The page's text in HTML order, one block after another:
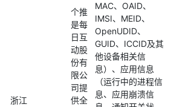
浙江
个推
是每
日互
动股
份有
限公
司提
供全
MAC、OAID、
IMSI、MEID、
OpenUDID、
GUID、ICCID及其
他设备相关信
息）、应用信息
（运行中的进程信
息、应用崩溃信